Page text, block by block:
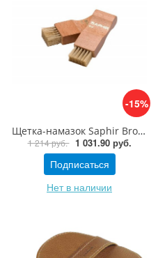
-15%
Щетка-намазок Saphir Brosse Pommadier
1 214 руб. 1 031.90 руб.
Подписаться
Нет в наличии